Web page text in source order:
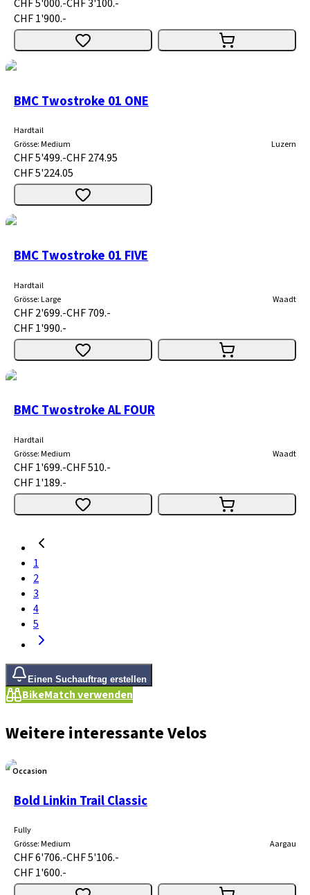
CHF 5'000.-CHF 3'100.-
CHF 1'900.-
BMC Twostroke 01 ONE
Hardtail
Grösse:Medium Luzern
CHF 5'499.-CHF 274.95
CHF 5'224.05
BMC Twostroke 01 FIVE
Hardtail
Grösse:Large Waadt
CHF 2'699.-CHF 709.-
CHF 1'990.-
BMC Twostroke AL FOUR
Hardtail
Grösse:Medium Waadt
CHF 1'699.-CHF 510.-
CHF 1'189.-
1
2
3
4
5
Einen Suchauftrag erstellen
BikeMatch verwenden
Weitere interessante Velos
Occasion
Bold Linkin Trail Classic
Fully
Grösse:Medium Aargau
CHF 6'706.-CHF 5'106.-
CHF 1'600.-